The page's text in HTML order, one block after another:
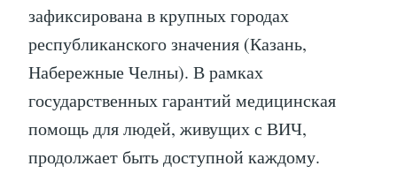
зафиксирована в крупных городах
республиканского значения (Казань,
Набережные Челны). В рамках
государственных гарантий медицинская
помощь для людей, живущих с ВИЧ,
продолжает быть доступной каждому.